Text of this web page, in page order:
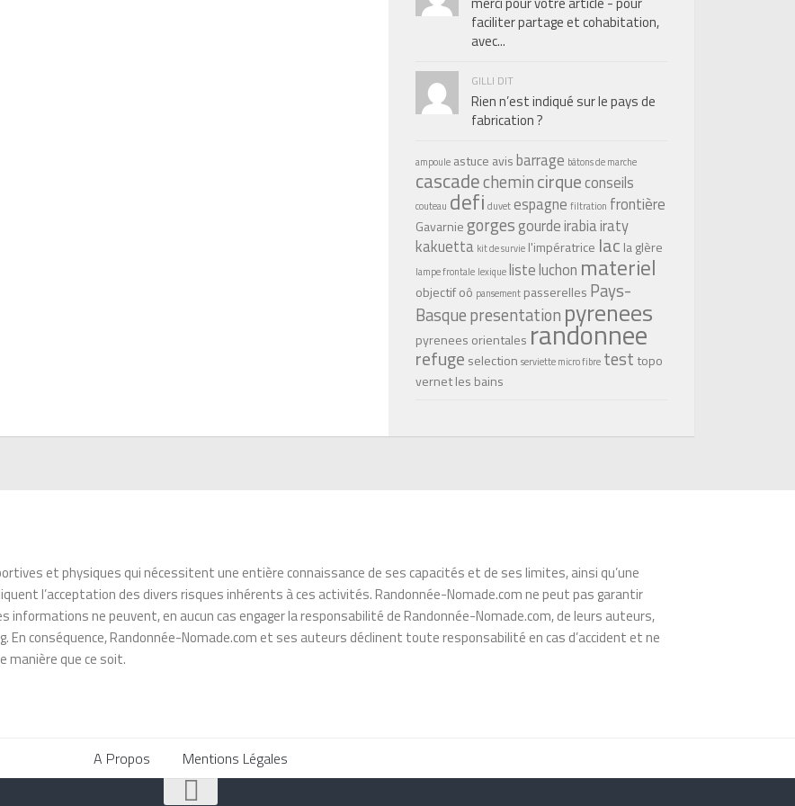
faciliter partage et cohabitation,
avec...
GILLI DIT
Rien n’est indiqué sur le pays de
fabrication ?
ampoule astuce avisbarrage bâtons de marche
cascadechemincirqueconseils
couteau defi duvetespagne filtration frontière
Gavarniegorges gourdeirabiairaty
kakuetta kit de survie l'impératrice lac la glère
lampe frontale lexiquelisteluchon materiel
objectifoô pansement passerelles Pays-
Basquepresentation pyrenees
pyrenees orientalesrandonnee
refuge selection serviette micro fibre test topo
vernet les bains
et physiques qui nécessitent une entière connaissance de ses capacités et de ses limites, ainsi qu’une
l’acceptation des divers risques inhérents à ces activités. Randonnée-Nomade.com ne peut pas garantir
informations ne peuvent, en aucun cas engager la responsabilité de Randonnée-Nomade.com, de leurs auteurs,
En conséquence, Randonnée-Nomade.com et ses auteurs déclinent toute responsabilité en cas d’accident et ne
manière que ce soit.
A Propos Mentions Légales